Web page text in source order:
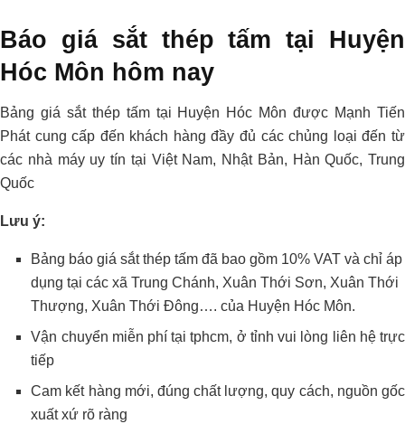
Báo giá sắt thép tấm tại Huyện
Hóc Môn hôm nay
Bảng giá sắt thép tấm tại Huyện Hóc Môn được Mạnh Tiến
Phát cung cấp đến khách hàng đầy đủ các chủng loại đến từ
các nhà máy uy tín tại Việt Nam, Nhật Bản, Hàn Quốc, Trung
Quốc
Lưu ý:
Bảng báo giá sắt thép tấm đã bao gồm 10% VAT và chỉ áp
dụng tại các xã Trung Chánh, Xuân Thới Sơn, Xuân Thới
Thượng, Xuân Thới Đông…. của Huyện Hóc Môn.
Vận chuyển miễn phí tại tphcm, ở tỉnh vui lòng liên hệ trực
tiếp
Cam kết hàng mới, đúng chất lượng, quy cách, nguồn gốc
xuất xứ rõ ràng